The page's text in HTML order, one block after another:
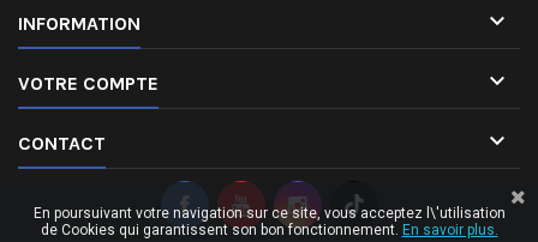
INFORMATION 
VOTRE COMPTE 
CONTACT 
En poursuivant votre navigation sur ce site, vous acceptez l\'utilisation
de Cookies qui garantissent son bon fonctionnement. En savoir plus.